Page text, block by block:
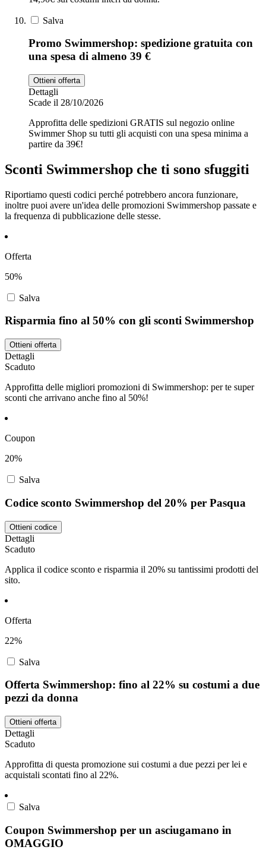
Salva
Promo Swimmershop: spedizione gratuita con
una spesa di almeno 39 €
Ottieni offerta
Dettagli
Scade il 28/10/2026
Approfitta delle spedizioni GRATIS sul negozio online
Swimmer Shop su tutti gli acquisti con una spesa minima a
partire da 39€!
Sconti Swimmershop che ti sono sfuggiti
Riportiamo questi codici perché potrebbero ancora funzionare,
inoltre puoi avere un'idea delle promozioni Swimmershop passate e
la frequenza di pubblicazione delle stesse.
Offerta
50%
Salva
Risparmia fino al 50% con gli sconti Swimmershop
Ottieni offerta
Dettagli
Scaduto
Approfitta delle migliori promozioni di Swimmershop: per te super
sconti che arrivano anche fino al 50%!
Coupon
20%
Salva
Codice sconto Swimmershop del 20% per Pasqua
Ottieni codice
Dettagli
Scaduto
Applica il codice sconto e risparmia il 20% su tantissimi prodotti del
sito.
Offerta
22%
Salva
Offerta Swimmershop: fino al 22% su costumi a due
pezzi da donna
Ottieni offerta
Dettagli
Scaduto
Approfitta di questa promozione sui costumi a due pezzi per lei e
acquistali scontati fino al 22%.
Salva
Coupon Swimmershop per un asciugamano in
OMAGGIO